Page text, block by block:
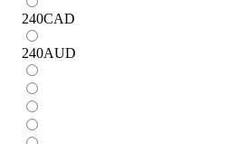
240CAD
240AUD